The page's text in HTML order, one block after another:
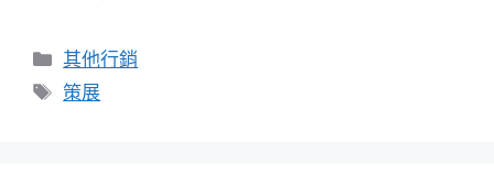
分
類
其他行銷
標
策展